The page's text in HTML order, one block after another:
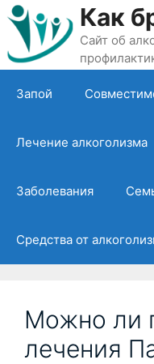
Перейти
содержимому
Как
Сайт об
Запой
Лечение алкоголизма
Заболевания
Средства от
Можно ли
лечения